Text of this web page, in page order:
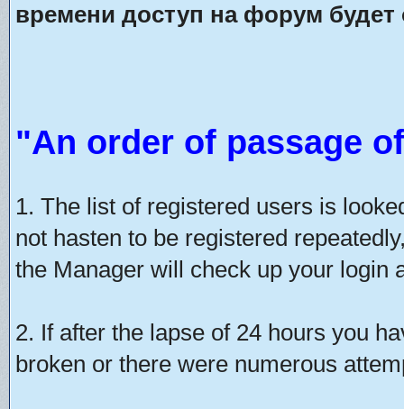
времени доступ на форум будет
"An order of passage
1. The list of registered users is
not hasten to be registered
the Manager will check up your login
2. If after the lapse of 24 hours you
broken or there were numerous